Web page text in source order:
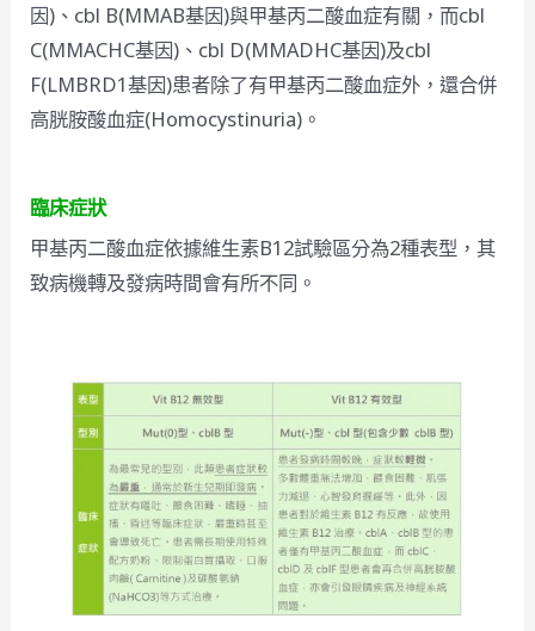
因)、cbl B(MMAB基因)與甲基丙二酸血症有關，而cbl
C(MMACHC基因)、cbl D(MMADHC基因)及cbl
F(LMBRD1基因)患者除了有甲基丙二酸血症外，還合併
高胱胺酸血症(Homocystinuria)。
臨床症狀
甲基丙二酸血症依據維生素B12試驗區分為2種表型，其
致病機轉及發病時間會有所不同。